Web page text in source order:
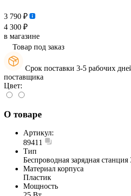
3 790 ₽
4 300 ₽
в магазине
Товар под заказ
Срок поставки 3-5 рабочих
поставщика
Цвет:
О товаре
Артикул:
89411
Тип
Беспроводная зарядная станция
Материал корпуса
Пластик
Мощность